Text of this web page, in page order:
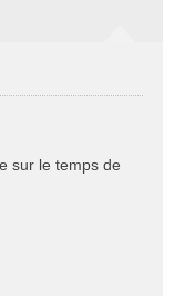
sur le temps de